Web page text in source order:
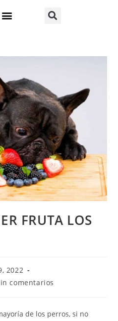
FRUTA LOS
2022
comentarios
de los perros, si no